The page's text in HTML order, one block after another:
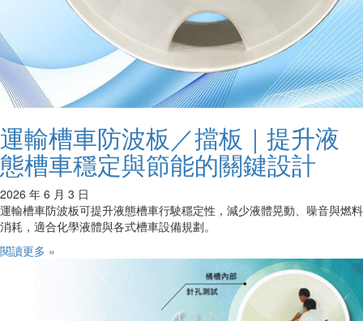
運輸槽車防波板／擋板｜提升液
態槽車穩定與節能的關鍵設計
2026 年 6 月 3 日
運輸槽車防波板可提升液態槽車行駛穩定性，減少液體晃動、噪音與燃料
消耗，適合化學液體與各式槽車設備規劃。
閱讀更多 »